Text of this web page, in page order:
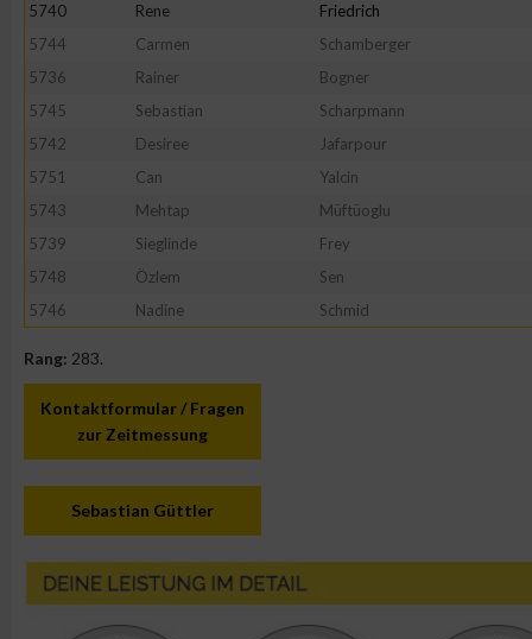
5740
Rene Friedrich
5744
Carmen Schamberger
5736
Rainer Bogner
5745
Sebastian Scharpmann
5742
Desiree Jafarpour
5751
Can Yalcin
5743
Mehtap Müftüoglu
5739
Sieglinde Frey
5748
Özlem Sen
5746
Nadine Schmid
Rang: 283.
Kontaktformular / Fragen
zur Zeitmessung
Sebastian Güttler